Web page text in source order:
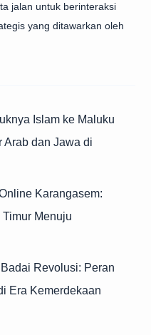
jalan untuk berinteraksi
yang ditawarkan oleh
Islam ke Maluku
Arab dan Jawa di
Karangasem:
Menuju
Revolusi: Peran
Era Kemerdekaan